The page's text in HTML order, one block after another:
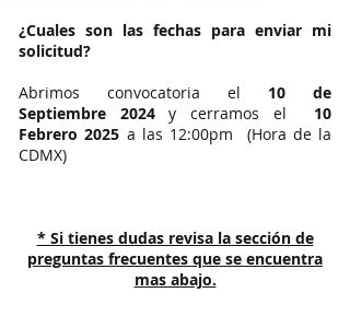
¿Cuales son las fechas para enviar mi
solicitud?
Abrimos convocatoria el 10 de
Septiembre 2024y cerramos el
10
Febrero 2025 a las 12:00pm (Hora de la
CDMX)
* Si tienes dudas revisa la sección de
preguntas frecuentes que se encuentra
mas abajo.